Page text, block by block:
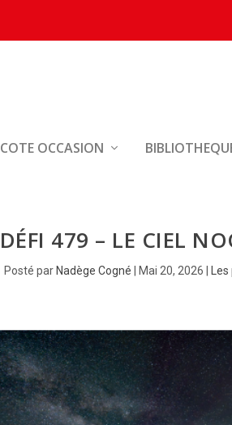
COTE OCCASION
DÉFI 479 – LE CIEL
Posté par Nadège Cogné Mai 20, 2026